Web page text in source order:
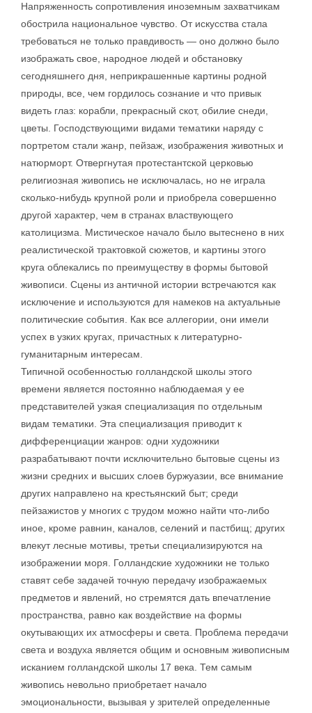
Напряженность сопротивления иноземным захватчикам
обострила национальное чувство. От искусства стала
требоваться не только правдивость — оно должно было
изображать свое, народное людей и обстановку
сегодняшнего дня, неприкрашенные картины родной
природы, все, чем гордилось сознание и что привык
видеть глаз: корабли, прекрасный скот, обилие снеди,
цветы. Господствующими видами тематики наряду с
портретом стали жанр, пейзаж, изображения животных и
натюрморт. Отвергнутая протестантской церковью
религиозная живопись не исключалась, но не играла
сколько-нибудь крупной роли и приобрела совершенно
другой характер, чем в странах властвующего
католицизма. Мистическое начало было вытеснено в них
реалистической трактовкой сюжетов, и картины этого
круга облекались по преимуществу в формы бытовой
живописи. Сцены из античной истории встречаются как
исключение и используются для намеков на актуальные
политические события. Как все аллегории, они имели
успех в узких кругах, причастных к литературно-
гуманитарным интересам.
Типичной особенностью голландской школы этого
времени является постоянно наблюдаемая у ее
представителей узкая специализация по отдельным
видам тематики. Эта специализация приводит к
дифференциации жанров: одни художники
разрабатывают почти исключительно бытовые сцены из
жизни средних и высших слоев буржуазии, все внимание
других направлено на крестьянский быт; среди
пейзажистов у многих с трудом можно найти что-либо
иное, кроме равнин, каналов, селений и пастбищ; других
влекут лесные мотивы, третьи специализируются на
изображении моря. Голландские художники не только
ставят себе задачей точную передачу изображаемых
предметов и явлений, но стремятся дать впечатление
пространства, равно как воздействие на формы
окутывающих их атмосферы и света. Проблема передачи
света и воздуха является общим и основным живописным
исканием голландской школы 17 века. Тем самым
живопись невольно приобретает начало
эмоциональности, вызывая у зрителей определенные